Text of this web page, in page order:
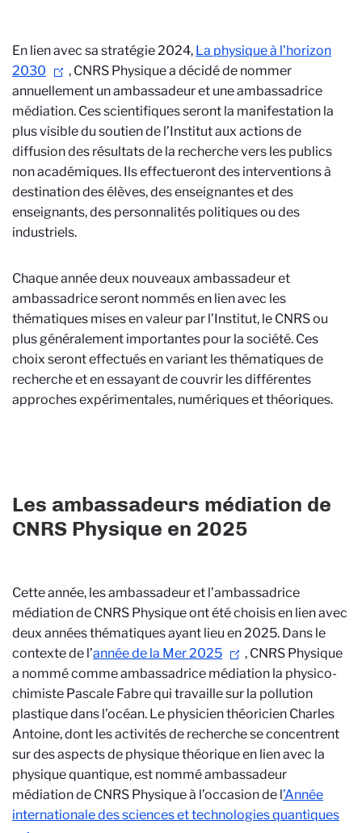
En lien avec sa stratégie 2024, La physique à l’horizon
2030
, CNRS Physique a décidé de nommer
annuellement un ambassadeur et une ambassadrice
médiation. Ces scientifiques seront la manifestation la
plus visible du soutien de l’Institut aux actions de
diffusion des résultats de la recherche vers les publics
non académiques. Ils effectueront des interventions à
destination des élèves, des enseignantes et des
enseignants, des personnalités politiques ou des
industriels.
Chaque année deux nouveaux ambassadeur et
ambassadrice seront nommés en lien avec les
thématiques mises en valeur par l’Institut, le CNRS ou
plus généralement importantes pour la société. Ces
choix seront effectués en variant les thématiques de
recherche et en essayant de couvrir les différentes
approches expérimentales, numériques et théoriques.
Les ambassadeurs médiation de
CNRS Physique en 2025
Cette année, les ambassadeur et l’ambassadrice
médiation de CNRS Physique ont été choisis en lien avec
deux années thématiques ayant lieu en 2025. Dans le
contexte de l’année de la Mer 2025
, CNRS Physique
a nommé comme ambassadrice médiation la physico-
chimiste Pascale Fabre qui travaille sur la pollution
plastique dans l’océan. Le physicien théoricien Charles
Antoine, dont les activités de recherche se concentrent
sur des aspects de physique théorique en lien avec la
physique quantique, est nommé ambassadeur
médiation de CNRS Physique à l’occasion de l’Année
internationale des sciences et technologies quantiques